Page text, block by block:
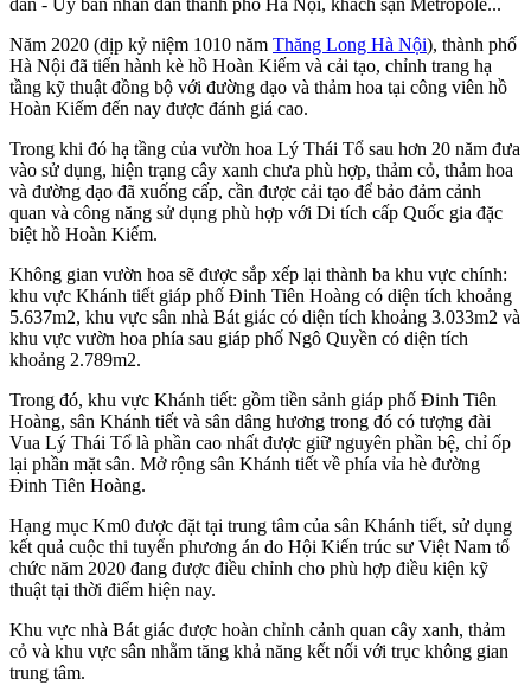
Năm 2020 (dịp kỷ niệm 1010 năm Thăng Long Hà Nội), thành phố
Hà Nội đã tiến hành kè hồ Hoàn Kiếm và cải tạo, chỉnh trang hạ
tầng kỹ thuật đồng bộ với đường dạo và thảm hoa tại công viên hồ
Hoàn Kiếm đến nay được đánh giá cao.
Trong khi đó hạ tầng của vườn hoa Lý Thái Tổ sau hơn 20 năm đưa
vào sử dụng, hiện trạng cây xanh chưa phù hợp, thảm cỏ, thảm hoa
và đường dạo đã xuống cấp, cần được cải tạo để bảo đảm cảnh
quan và công năng sử dụng phù hợp với Di tích cấp Quốc gia đặc
biệt hồ Hoàn Kiếm.
Không gian vườn hoa sẽ được sắp xếp lại thành ba khu vực chính:
khu vực Khánh tiết giáp phố Đinh Tiên Hoàng có diện tích khoảng
5.637m2, khu vực sân nhà Bát giác có diện tích khoảng 3.033m2 và
khu vực vườn hoa phía sau giáp phố Ngô Quyền có diện tích
khoảng 2.789m2.
Trong đó, khu vực Khánh tiết: gồm tiền sảnh giáp phố Đinh Tiên
Hoàng, sân Khánh tiết và sân dâng hương trong đó có tượng đài
Vua Lý Thái Tổ là phần cao nhất được giữ nguyên phần bệ, chỉ ốp
lại phần mặt sân. Mở rộng sân Khánh tiết về phía vỉa hè đường
Đinh Tiên Hoàng.
Hạng mục Km0 được đặt tại trung tâm của sân Khánh tiết, sử dụng
kết quả cuộc thi tuyển phương án do Hội Kiến trúc sư Việt Nam tổ
chức năm 2020 đang được điều chỉnh cho phù hợp điều kiện kỹ
thuật tại thời điểm hiện nay.
Khu vực nhà Bát giác được hoàn chỉnh cảnh quan cây xanh, thảm
cỏ và khu vực sân nhằm tăng khả năng kết nối với trục không gian
trung tâm.